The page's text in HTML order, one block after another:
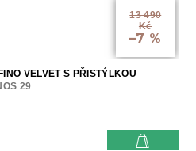
13 490
Kč
–7 %
VELVET S PŘISTÝLKOU
29